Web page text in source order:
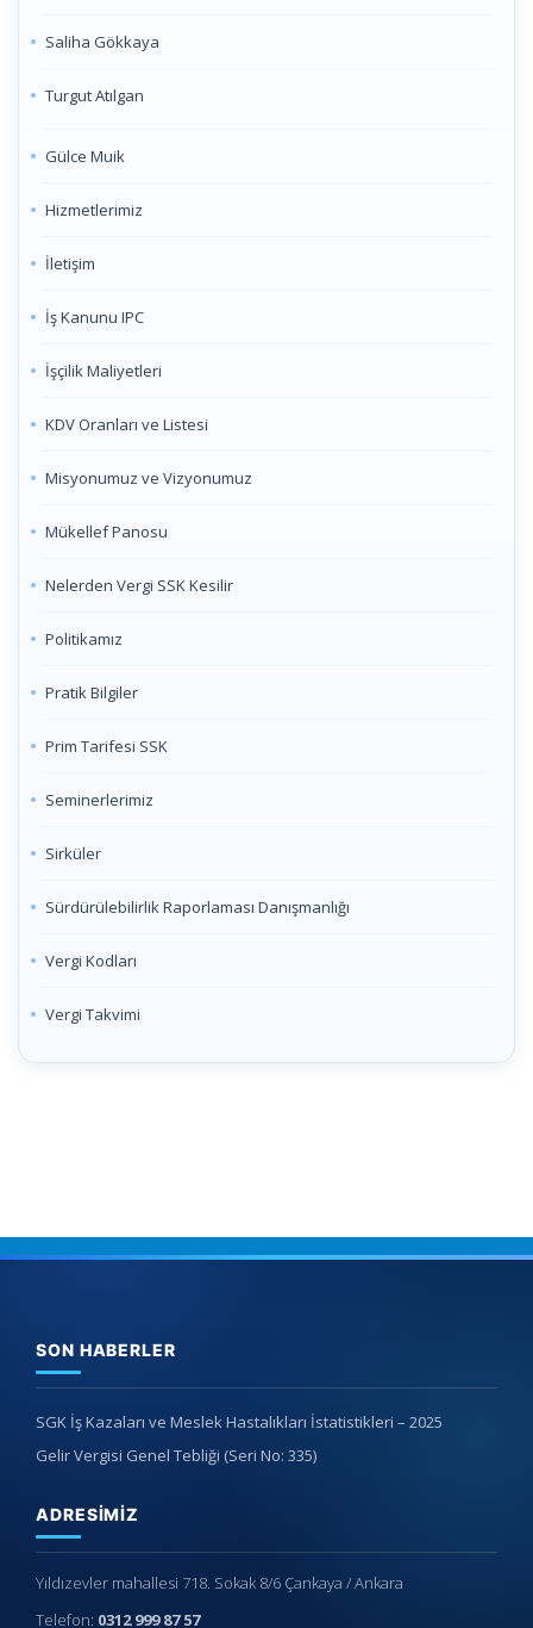
Saliha Gökkaya
Turgut Atılgan
Gülce Muik
Hizmetlerimiz
İletişim
İş Kanunu IPC
İşçilik Maliyetleri
KDV Oranları ve Listesi
Misyonumuz ve Vizyonumuz
Mükellef Panosu
Nelerden Vergi SSK Kesilir
Politikamız
Pratik Bilgiler
Prim Tarifesi SSK
Seminerlerimiz
Sirküler
Sürdürülebilirlik Raporlaması Danışmanlığı
Vergi Kodları
Vergi Takvimi
SON HABERLER
SGK İş Kazaları ve Meslek Hastalıkları İstatistikleri – 2025
Gelir Vergisi Genel Tebliği (Seri No: 335)
ADRESIMIZ
Yıldızevler mahallesi 718. Sokak 8/6 Çankaya / Ankara
Telefon: 0312 999 87 57